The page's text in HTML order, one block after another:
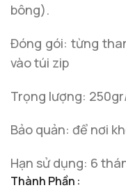
bông).
Đóng gói: từng
vào túi zip
Trọng lượng:
Bảo quản: để nơi
Hạn sử dụng: 6
Thành Phần